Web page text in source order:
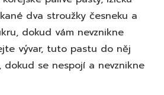
dva stroužky česneku a
dokud vám nevznikne
vývar, tuto pastu do něj
se nespojí a nevznikne